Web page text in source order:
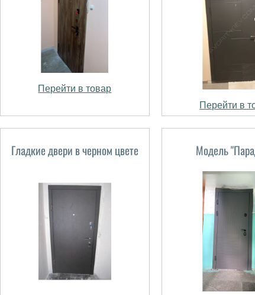
Перейти в товар
Перейти в
Гладкие двери в черном цвете Модель